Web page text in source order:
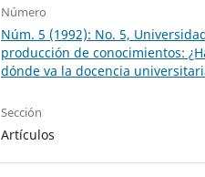
Número
Núm. 5 (1992): No. 5,
producción de conocimientos:
dónde va la docencia
Sección
Artículos